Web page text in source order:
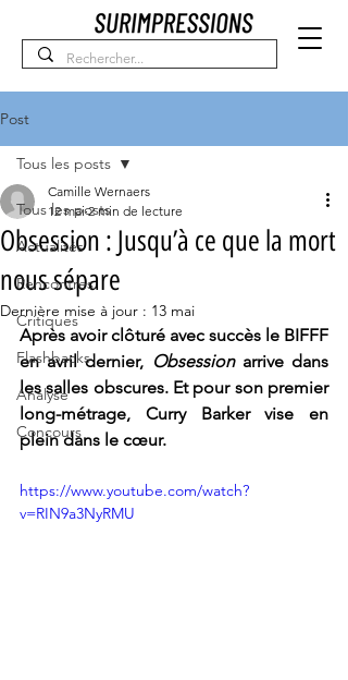
Post
Tous les posts
Actualités
Rencontres
Critiques
Flashbacks
Analyse
Concours
Tous les posts
Obsession : Jusqu’à ce que la mort
nous sépare
Camille Wernaers
12 mai 2 min de lecture
Dernière mise à jour : 13 mai
Après avoir clôturé avec succès le BIFFF
en avril dernier, Obsession arrive dans
les salles obscures. Et pour son premier
long-métrage, Curry Barker vise en
plein dans le cœur.
https://www.youtube.com/watch?
v=RIN9a3NyRMU